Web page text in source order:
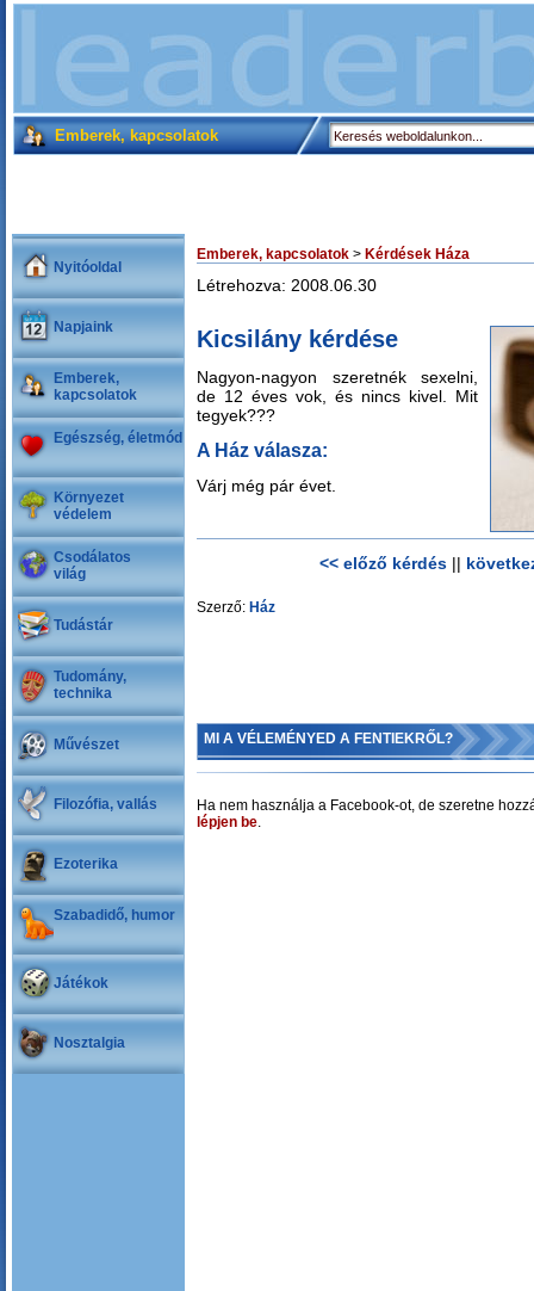
Emberek, kapcsolatok
Nyitóoldal
Napjaink
Emberek,
kapcsolatok
Egészség, életmód
Környezet
védelem
Csodálatos
világ
Tudástár
Tudomány,
technika
Művészet
Filozófia, vallás
Ezoterika
Szabadidő, humor
Játékok
Nosztalgia
Emberek, kapcsolatok > Kérdések Háza
Létrehozva: 2008.06.30
Kicsilány kérdése
Nagyon-nagyon szeretnék sexelni,
de 12 éves vok, és nincs kivel. Mit
tegyek???
A Ház válasza:
Várj még pár évet.
<< előző kérdés||
Szerző: Ház
MI A VÉLEMÉNYED A FENTIEKRŐL?
Ha nem használja a Facebook-ot, de szeretne
lépjen be.